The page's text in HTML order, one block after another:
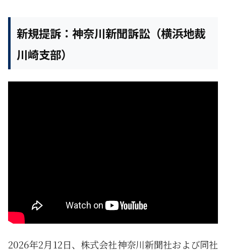
新規提訴：神奈川新聞訴訟（横浜地裁
川崎支部）
2026年2月12日、株式会社神奈川新聞社および同社